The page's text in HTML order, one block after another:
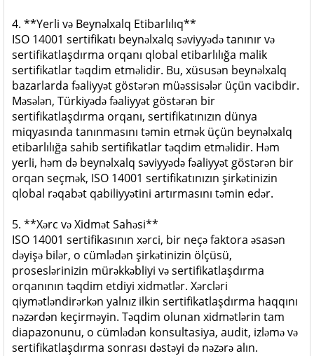
4. **Yerli və Beynəlxalq Etibarlılıq**
ISO 14001 sertifikatı beynəlxalq səviyyədə tanınır və
sertifikatlaşdırma orqanı qlobal etibarlılığa malik
sertifikatlar təqdim etməlidir. Bu, xüsusən beynəlxalq
bazarlarda fəaliyyət göstərən müəssisələr üçün vacibdir.
Məsələn, Türkiyədə fəaliyyət göstərən bir
sertifikatlaşdırma orqanı, sertifikatınızın dünya
miqyasında tanınmasını təmin etmək üçün beynəlxalq
etibarlılığa sahib sertifikatlar təqdim etməlidir. Həm
yerli, həm də beynəlxalq səviyyədə fəaliyyət göstərən bir
orqan seçmək, ISO 14001 sertifikatınızın şirkətinizin
qlobal rəqabət qabiliyyətini artırmasını təmin edər.
5. **Xərc və Xidmət Sahəsi**
ISO 14001 sertifikasının xərci, bir neçə faktora əsasən
dəyişə bilər, o cümlədən şirkətinizin ölçüsü,
proseslərinizin mürəkkəbliyi və sertifikatlaşdırma
orqanının təqdim etdiyi xidmətlər. Xərcləri
qiymətləndirərkən yalnız ilkin sertifikatlaşdırma haqqını
nəzərdən keçirməyin. Təqdim olunan xidmətlərin tam
diapazonunu, o cümlədən konsultasiya, audit, izləmə və
sertifikatlaşdırma sonrası dəstəyi də nəzərə alın.